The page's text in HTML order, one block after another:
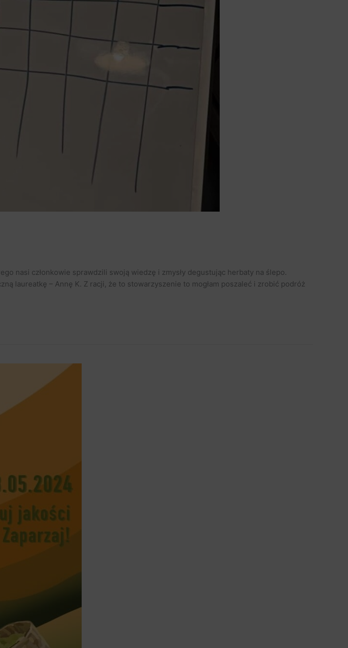
nasi członkowie sprawdzili swoją wiedzę i zmysły degustując herbaty na ślepo.
laureatkę – Annę K. Z racji, że to stowarzyszenie to mogłam poszaleć i zrobić podróż